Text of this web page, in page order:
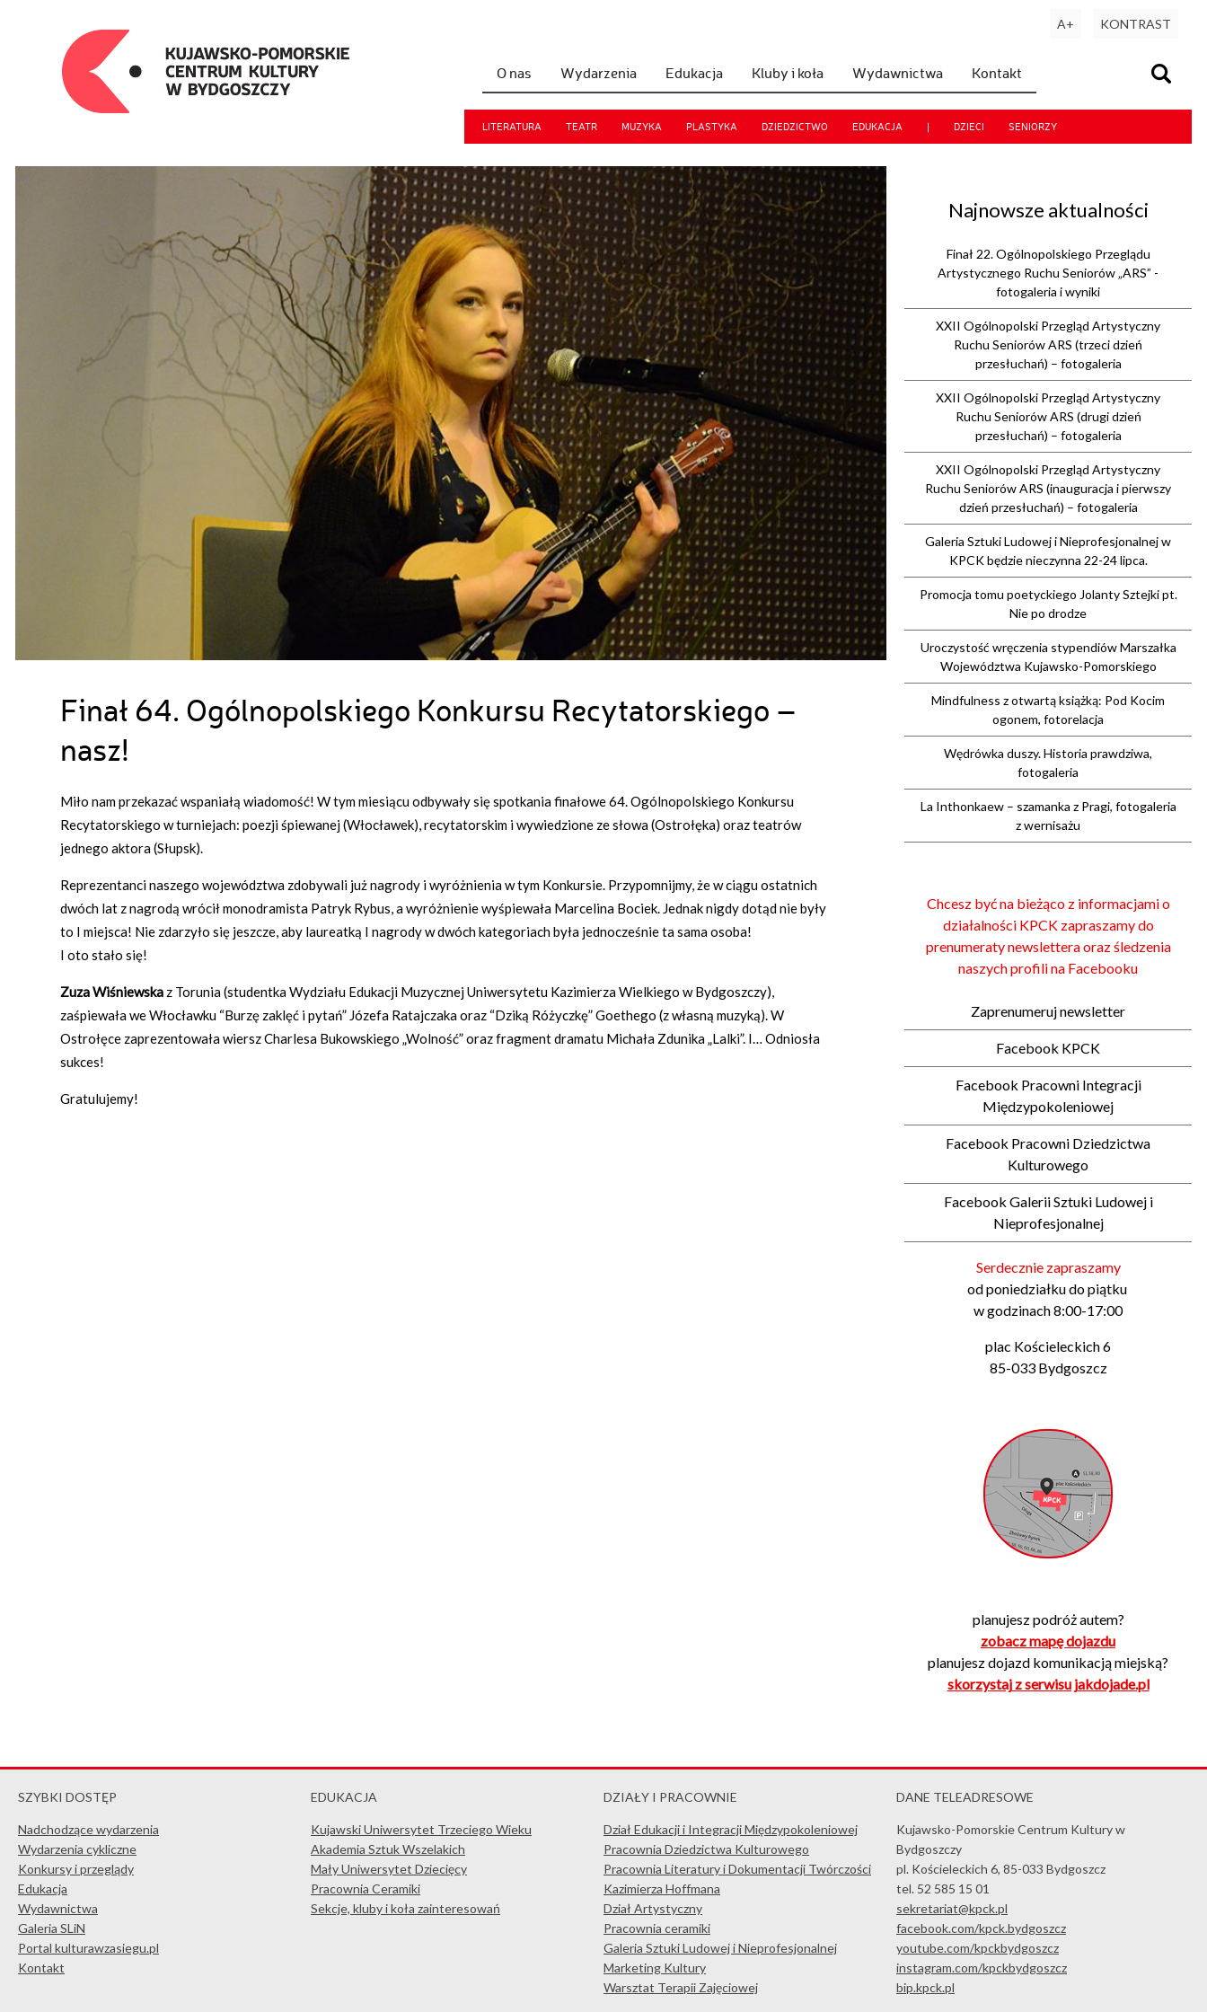
O nas Wydarzenia Edukacja Kluby i koła Wydawnictwa Kontakt
LITERATURA TEATR MUZYKA PLASTYKA DZIEDZICTWO EDUKACJA | DZIECI SENIORZY
A+ KONTRAST
Finał 64. Ogólnopolskiego Konkursu Recytatorskiego –
nasz!
Miło nam przekazać wspaniałą wiadomość! W tym miesiącu odbywały się spotkania finałowe 64. Ogólnopolskiego Konkursu
Recytatorskiego w turniejach: poezji śpiewanej (Włocławek), recytatorskim i wywiedzione ze słowa (Ostrołęka) oraz teatrów
jednego aktora (Słupsk).
Reprezentanci naszego województwa zdobywali już nagrody i wyróżnienia w tym Konkursie. Przypomnijmy, że w ciągu ostatnich
dwóch lat z nagrodą wrócił monodramista Patryk Rybus, a wyróżnienie wyśpiewała Marcelina Bociek. Jednak nigdy dotąd nie były
to I miejsca! Nie zdarzyło się jeszcze, aby laureatką I nagrody w dwóch kategoriach była jednocześnie ta sama osoba!
I oto stało się!
Zuza Wiśniewska z Torunia (studentka Wydziału Edukacji Muzycznej Uniwersytetu Kazimierza Wielkiego w Bydgoszczy),
zaśpiewała we Włocławku “Burzę zaklęć i pytań” Józefa Ratajczaka oraz “Dziką Różyczkę” Goethego (z własną muzyką). W
Ostrołęce zaprezentowała wiersz Charlesa Bukowskiego „Wolność” oraz fragment dramatu Michała Zdunika „Lalki”. I… Odniosła
sukces!
Gratulujemy!
Najnowsze aktualności
Finał 22. Ogólnopolskiego Przeglądu
Artystycznego Ruchu Seniorów „ARS” -
fotogaleria i wyniki
XXII Ogólnopolski Przegląd Artystyczny
Ruchu Seniorów ARS (trzeci dzień
przesłuchań) – fotogaleria
XXII Ogólnopolski Przegląd Artystyczny
Ruchu Seniorów ARS (drugi dzień
przesłuchań) – fotogaleria
XXII Ogólnopolski Przegląd Artystyczny
Ruchu Seniorów ARS (inauguracja i pierwszy
dzień przesłuchań) – fotogaleria
Galeria Sztuki Ludowej i Nieprofesjonalnej w
KPCK będzie nieczynna 22-24 lipca.
Promocja tomu poetyckiego Jolanty Sztejki pt.
Nie po drodze
Uroczystość wręczenia stypendiów Marszałka
Województwa Kujawsko-Pomorskiego
Mindfulness z otwartą książką: Pod Kocim
ogonem, fotorelacja
Wędrówka duszy. Historia prawdziwa,
fotogaleria
La Inthonkaew – szamanka z Pragi, fotogaleria
z wernisażu
Chcesz być na bieżąco z informacjami o
działalności KPCK zapraszamy do
prenumeraty newslettera oraz śledzenia
naszych profili na Facebooku
Zaprenumeruj newsletter
Facebook KPCK
Facebook Pracowni Integracji
Międzypokoleniowej
Facebook Pracowni Dziedzictwa
Kulturowego
Facebook Galerii Sztuki Ludowej i
Nieprofesjonalnej
Serdecznie zapraszamy
od poniedziałku do piątku
w godzinach 8:00-17:00
plac Kościeleckich 6
85-033 Bydgoszcz
planujesz podróż autem?
zobacz mapę dojazdu
planujesz dojazd komunikacją miejską?
skorzystaj z serwisu jakdojade.pl
SZYBKI DOSTĘP
Nadchodzące wydarzenia
Wydarzenia cykliczne
Konkursy i przeglądy
Edukacja
Wydawnictwa
Galeria SLiN
Portal kulturawzasiegu.pl
Kontakt
EDUKACJA
Kujawski Uniwersytet Trzeciego Wieku
Akademia Sztuk Wszelakich
Mały Uniwersytet Dziecięcy
Pracownia Ceramiki
Sekcje, kluby i koła zainteresowań
DZIAŁY I PRACOWNIE
Dział Edukacji i Integracji Międzypokoleniowej
Pracownia Dziedzictwa Kulturowego
Pracownia Literatury i Dokumentacji Twórczości
Kazimierza Hoffmana
Dział Artystyczny
Pracownia ceramiki
Galeria Sztuki Ludowej i Nieprofesjonalnej
Marketing Kultury
Warsztat Terapii Zajęciowej
DANE TELEADRESOWE
Kujawsko-Pomorskie Centrum Kultury w
Bydgoszczy
pl. Kościeleckich 6, 85-033 Bydgoszcz
tel. 52 585 15 01
sekretariat@kpck.pl
facebook.com/kpck.bydgoszcz
youtube.com/kpckbydgoszcz
instagram.com/kpckbydgoszcz
bip.kpck.pl